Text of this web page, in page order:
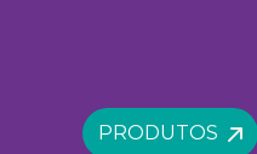
PRODUTOS